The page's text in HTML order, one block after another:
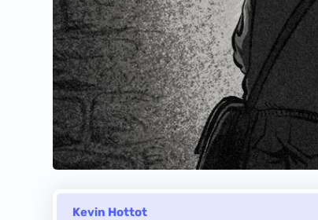
Kevin Hottot